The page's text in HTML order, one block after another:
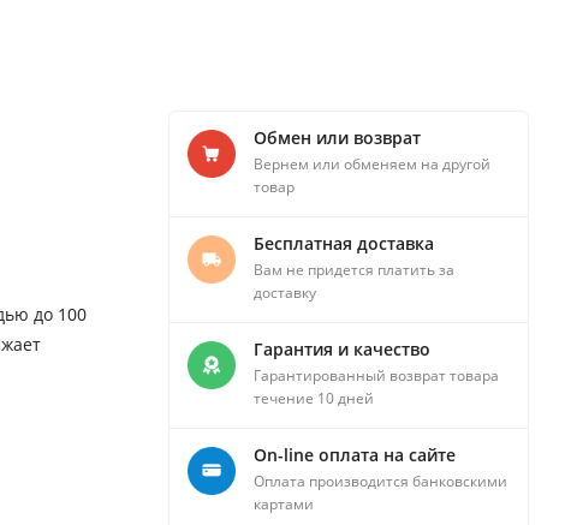
до 100
Обмен или возврат
Вернем или обменяем на другой
товар
Бесплатная доставка
Вам не придется платить за
доставку
Гарантия и качество
Гарантированный возврат товара
течение 10 дней
On-line оплата на сайте
Оплата производится банковскими
картами